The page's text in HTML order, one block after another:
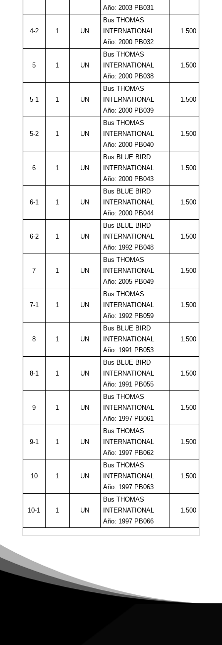
Año: 2003 PB031
4-2 1 UN
Bus THOMAS
INTERNATIONAL
Año: 2000 PB032
1.500
5 1 UN
Bus THOMAS
INTERNATIONAL
Año: 2000 PB038
1.500
5-1 1 UN
Bus THOMAS
INTERNATIONAL
Año: 2000 PB039
1.500
5-2 1 UN
Bus THOMAS
INTERNATIONAL
Año: 2000 PB040
1.500
6 1 UN
Bus BLUE BIRD
INTERNATIONAL
Año: 2000 PB043
1.500
6-1 1 UN
Bus BLUE BIRD
INTERNATIONAL
Año: 2000 PB044
1.500
6-2 1 UN
Bus BLUE BIRD
INTERNATIONAL
Año: 1992 PB048
1.500
7 1 UN
Bus THOMAS
INTERNATIONAL
Año: 2005 PB049
1.500
7-1 1 UN
Bus THOMAS
INTERNATIONAL
Año: 1992 PB059
1.500
8 1 UN
Bus BLUE BIRD
INTERNATIONAL
Año: 1991 PB053
1.500
8-1 1 UN
Bus BLUE BIRD
INTERNATIONAL
Año: 1991 PB055
1.500
9 1 UN
Bus THOMAS
INTERNATIONAL
Año: 1997 PB061
1.500
9-1 1 UN
Bus THOMAS
INTERNATIONAL
Año: 1997 PB062
1.500
10 1 UN
Bus THOMAS
INTERNATIONAL
Año: 1997 PB063
1.500
10-1 1 UN
Bus THOMAS
INTERNATIONAL
Año: 1997 PB066
1.500